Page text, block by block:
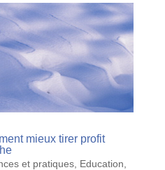
mieux tirer profit
et pratiques, Education,